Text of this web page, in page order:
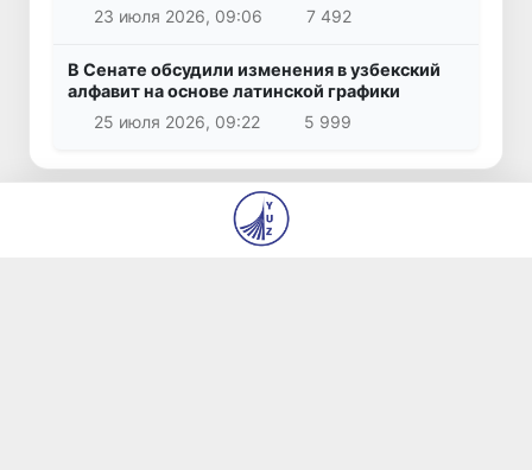
23 июля 2026, 09:06
7 492
В Сенате обсудили изменения в узбекский
алфавит на основе латинской графики
25 июля 2026, 09:22
5 999